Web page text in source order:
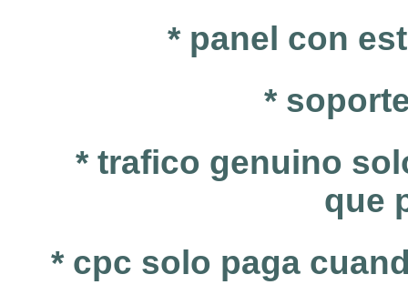
* panel con
*
* trafico genuino
que
* cpc solo paga